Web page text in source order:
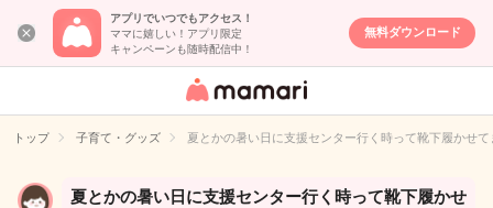
アプリでいつでもアクセス！
ママに嬉しい！アプリ限定
キャンペーンも随時配信中！
無料ダウンロード
女性専用匿名QA
イト
トップ 子育て・グッズ 夏とかの暑い日に支援センター行く時って靴下履かせて
夏とかの暑い日に支援センター行く時って靴下履かせ